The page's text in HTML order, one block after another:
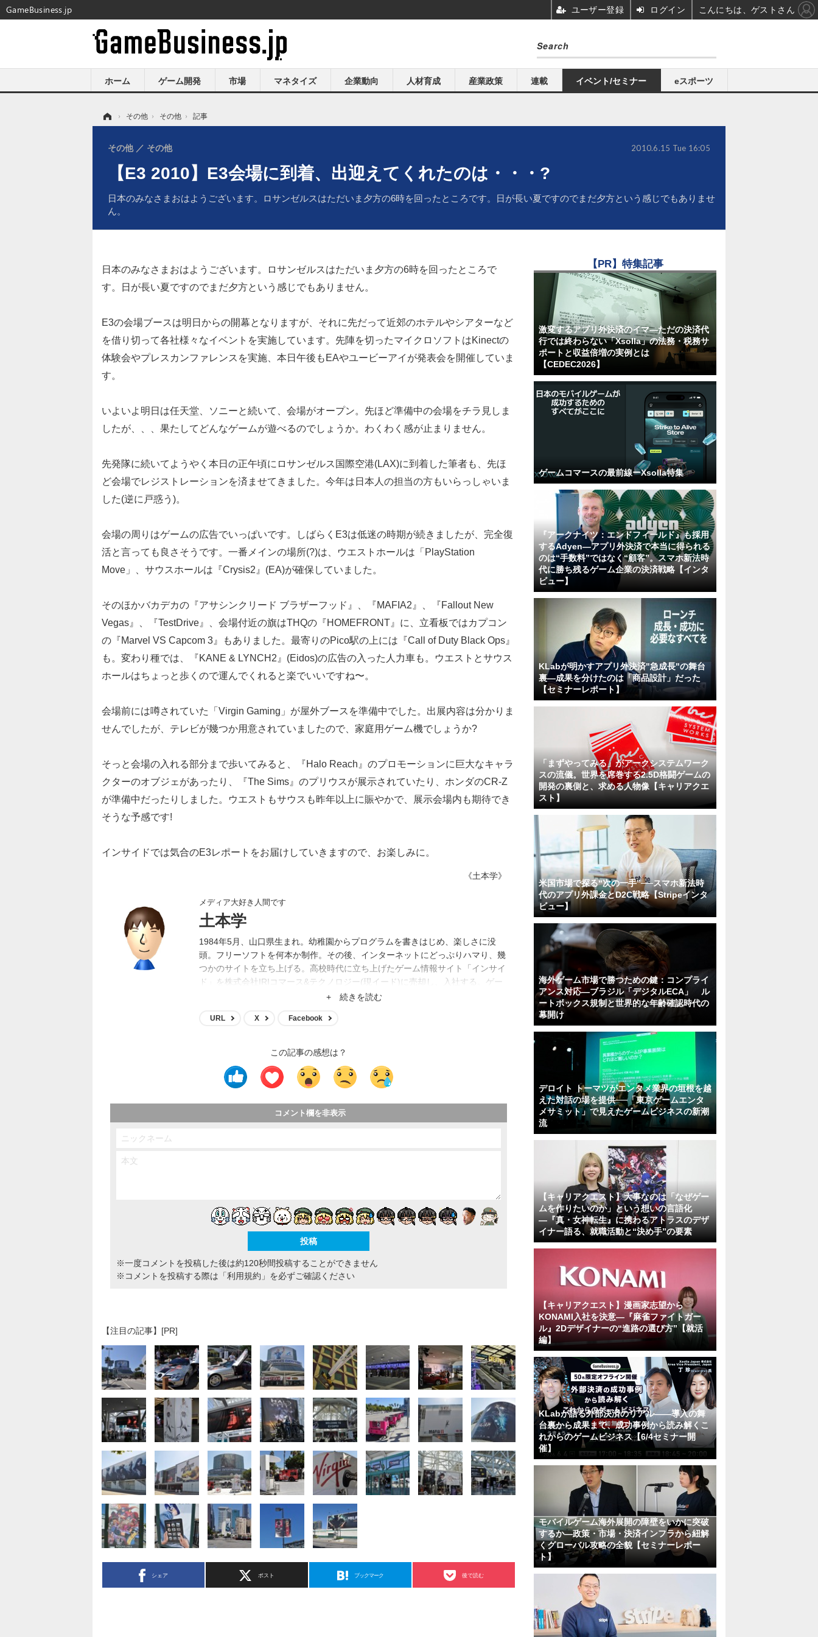
ホーム ゲーム開発 市場 マネタイズ 企業動向 人材育成 産業政策 連載 イベント/セミナー eスポーツ
› その他 › その他 › 記事
【E3 2010】E3会場に到着、出迎えてくれたのは・・・?
日本のみなさまおはようございます。ロサンゼルスはただいま夕方の6時を回ったところです。日が長い夏ですのでまだ夕方という感じでもありませ
ん。
その他 その他 2010.6.15 Tue 16:05
日本のみなさまおはようございます。ロサンゼルスはただいま夕方の6時を回ったところで
す。日が長い夏ですのでまだ夕方という感じでもありません。
E3の会場ブースは明日からの開幕となりますが、それに先だって近郊のホテルやシアターなど
を借り切って各社様々なイベントを実施しています。先陣を切ったマイクロソフトはKinectの
体験会やプレスカンファレンスを実施、本日午後もEAやユービーアイが発表会を開催していま
す。
いよいよ明日は任天堂、ソニーと続いて、会場がオープン。先ほど準備中の会場をチラ見しま
したが、、、果たしてどんなゲームが遊べるのでしょうか。わくわく感が止まりません。
先発隊に続いてようやく本日の正午頃にロサンゼルス国際空港(LAX)に到着した筆者も、先ほ
ど会場でレジストレーションを済ませてきました。今年は日本人の担当の方もいらっしゃいま
した(逆に戸惑う)。
会場の周りはゲームの広告でいっぱいです。しばらくE3は低迷の時期が続きましたが、完全復
活と言っても良さそうです。一番メインの場所(?)は、ウエストホールは「PlayStation
Move」、サウスホールは『Crysis2』(EA)が確保していました。
そのほかバカデカの『アサシンクリード ブラザーフッド』、『MAFIA2』、『Fallout New
Vegas』、『TestDrive』、会場付近の旗はTHQの『HOMEFRONT』に、立看板ではカプコン
の『Marvel VS Capcom 3』もありました。最寄りのPico駅の上には『Call of Duty Black Ops』
も。変わり種では、『KANE & LYNCH2』(Eidos)の広告の入った人力車も。ウエストとサウス
ホールはちょっと歩くので運んでくれると楽でいいですね〜。
会場前には噂されていた「Virgin Gaming」が屋外ブースを準備中でした。出展内容は分かりま
せんでしたが、テレビが幾つか用意されていましたので、家庭用ゲーム機でしょうか?
そっと会場の入れる部分まで歩いてみると、『Halo Reach』のプロモーションに巨大なキャラ
クターのオブジェがあったり、『The Sims』のプリウスが展示されていたり、ホンダのCR-Z
が準備中だったりしました。ウエストもサウスも昨年以上に賑やかで、展示会場内も期待でき
そうな予感です!
インサイドでは気合のE3レポートをお届けしていきますので、お楽しみに。
《土本学》
メディア大好き人間です
土本学
1984年5月、山口県生まれ。幼稚園からプログラムを書きはじめ、楽しさに没
頭。フリーソフトを何本か制作。その後、インターネットにどっぷりハマり、幾
つかのサイトを立ち上げる。高校時代に立ち上げたゲーム情報サイト「インサイ
ド」を株式会社IRIコマース&テクノロジー(現イード)に売却し、入社する。ゲー
ムやアニメ等のメディア運営、クロスワードアプリ開発、サイト立ち上げ、サイ
+ 続きを読む
URL X Facebook
この記事の感想は？
コメント欄を非表示
※一度コメントを投稿した後は約120秒間投稿することができません
※コメントを投稿する際は 「利用規約」 を必ずご確認ください
【注目の記事】[PR]
シェア ポスト ブックマーク 後で読む
【PR】特集記事
激変するアプリ外決済のイマ―ただの決済代
行では終わらない「Xsolla」の法務・税務サ
ポートと収益倍増の実例とは
【CEDEC2026】
ゲームコマースの最前線ーXsolla特集
『アークナイツ：エンドフィールド』も採用
するAdyen―アプリ外決済で本当に得られる
のは“手数料”ではなく“顧客”。スマホ新法時
代に勝ち残るゲーム企業の決済戦略【インタ
ビュー】
KLabが明かすアプリ外決済"急成長"の舞台
裏―成果を分けたのは「商品設計」だった
【セミナーレポート】
「まずやってみる」がアークシステムワーク
スの流儀。世界を席巻する2.5D格闘ゲームの
開発の裏側と、求める人物像【キャリアクエ
スト】
米国市場で探る“次の一手”──スマホ新法時
代のアプリ外課金とD2C戦略【Stripeインタ
ビュー】
海外ゲーム市場で勝つための鍵：コンプライ
アンス対応—ブラジル「デジタルECA」 ル
ートボックス規制と世界的な年齢確認時代の
幕開け
デロイト トーマツがエンタメ業界の垣根を越
えた対話の場を提供──「東京ゲームエンタ
メサミット」で見えたゲームビジネスの新潮
流
【キャリアクエスト】大事なのは「なぜゲー
ムを作りたいのか」という想いの言語化
―『真・女神転生』に携わるアトラスのデザ
イナー語る、就職活動と“決め手”の要素
【キャリアクエスト】漫画家志望から
KONAMI入社を決意―『麻雀ファイトガー
ル』2Dデザイナーの“進路の選び方”【就活
編】
KLabが語る外部決済のリアル――導入の舞
台裏から成果まで、成功事例から読み解くこ
れからのゲームビジネス【6/4セミナー開
催】
モバイルゲーム海外展開の障壁をいかに突破
するか―政策・市場・決済インフラから紐解
くグローバル攻略の全貌【セミナーレポー
ト】
GameBusiness.jp ユーザー登録 ログイン こんにちは、ゲストさん